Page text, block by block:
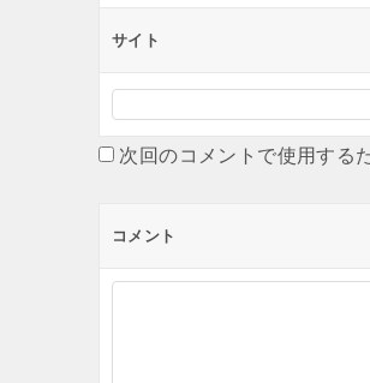
サイト
次回のコメントで使用する
コメント